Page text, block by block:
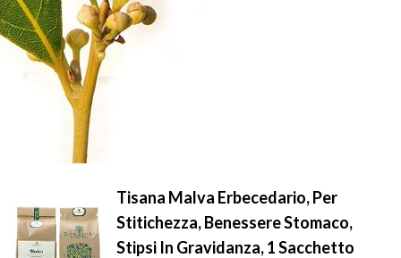
Tisana Malva Erbecedario, Per
Stitichezza, Benessere Stomaco,
Stipsi In Gravidanza, 1 Sacchetto